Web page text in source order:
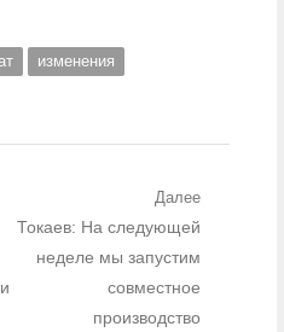
изменения
Далее
Следующий пост:
Токаев: На следующей
неделе мы запустим
совместное
производство